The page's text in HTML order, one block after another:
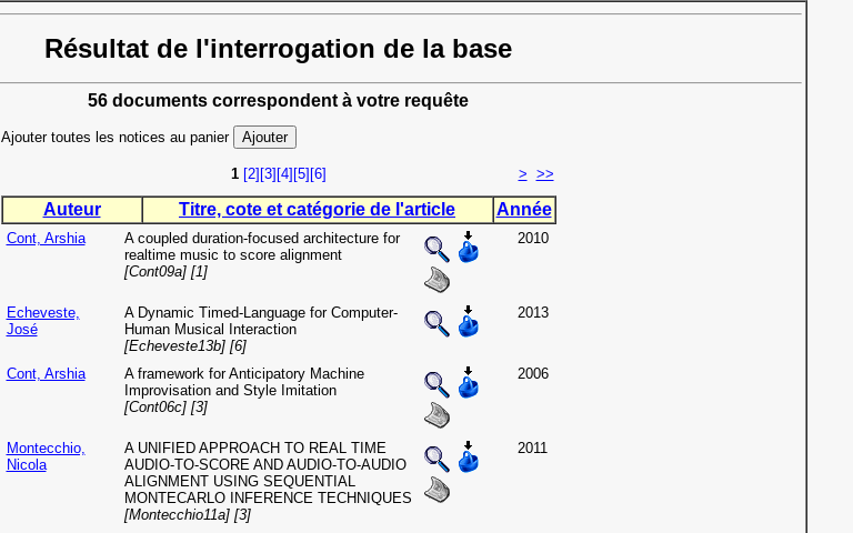
Résultat de l'interrogation de la base
56 documents correspondent à votre requête
Ajouter toutes les notices au panier
1 [2] [3] [4] [5] [6] > >>
Auteur Titre, cote et catégorie de l'article Année
Cont, Arshia
A coupled duration-focused architecture for
realtime music to score alignment
[Cont09a] [1]
2010
Echeveste,
José
A Dynamic Timed-Language for Computer-
Human Musical Interaction
[Echeveste13b] [6]
2013
Cont, Arshia
A framework for Anticipatory Machine
Improvisation and Style Imitation
[Cont06c] [3]
2006
Montecchio,
Nicola
A UNIFIED APPROACH TO REAL TIME
AUDIO-TO-SCORE AND AUDIO-TO-AUDIO
ALIGNMENT USING SEQUENTIAL
MONTECARLO INFERENCE TECHNIQUES
[Montecchio11a] [3]
2011